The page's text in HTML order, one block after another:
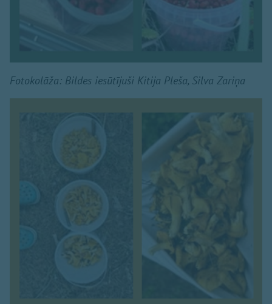
Fotokolāža: Bildes iesūtījuši Kitija Pleša, Silva Zariņa